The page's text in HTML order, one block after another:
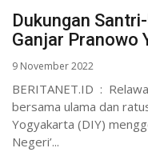
Dukungan
Ganjar Pranowo
9 November 2022
BERITANET.ID :
bersama ulama dan
Yogyakarta (DIY)
Negeri’...